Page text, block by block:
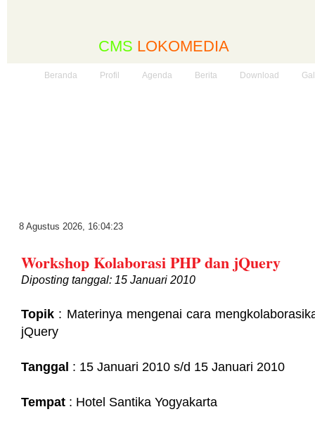
CMS LOKOMEDIA
Beranda Profil Agenda Berita Download
8 Agustus 2026, 16:04:23
Workshop Kolaborasi PHP dan jQuery
Diposting tanggal: 15 Januari 2010
Topik : Materinya mengenai cara
jQuery
Tanggal : 15 Januari 2010 s/d 15 Januari 2010
Tempat : Hotel Santika Yogyakarta